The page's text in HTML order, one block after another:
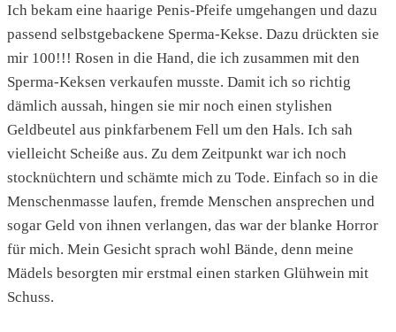
Ich bekam eine haarige Penis-Pfeife umgehangen und dazu
passend selbstgebackene Sperma-Kekse. Dazu drückten sie
mir 100!!! Rosen in die Hand, die ich zusammen mit den
Sperma-Keksen verkaufen musste. Damit ich so richtig
dämlich aussah, hingen sie mir noch einen stylishen
Geldbeutel aus pinkfarbenem Fell um den Hals. Ich sah
vielleicht Scheiße aus. Zu dem Zeitpunkt war ich noch
stocknüchtern und schämte mich zu Tode. Einfach so in die
Menschenmasse laufen, fremde Menschen ansprechen und
sogar Geld von ihnen verlangen, das war der blanke Horror
für mich. Mein Gesicht sprach wohl Bände, denn meine
Mädels besorgten mir erstmal einen starken Glühwein mit
Schuss.